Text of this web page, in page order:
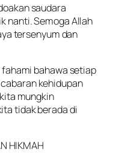
saudara
nanti. Semoga Allah
tersenyum dan
bahawa setiap
kehidupan
mungkin
tidak berada di
HIKMAH